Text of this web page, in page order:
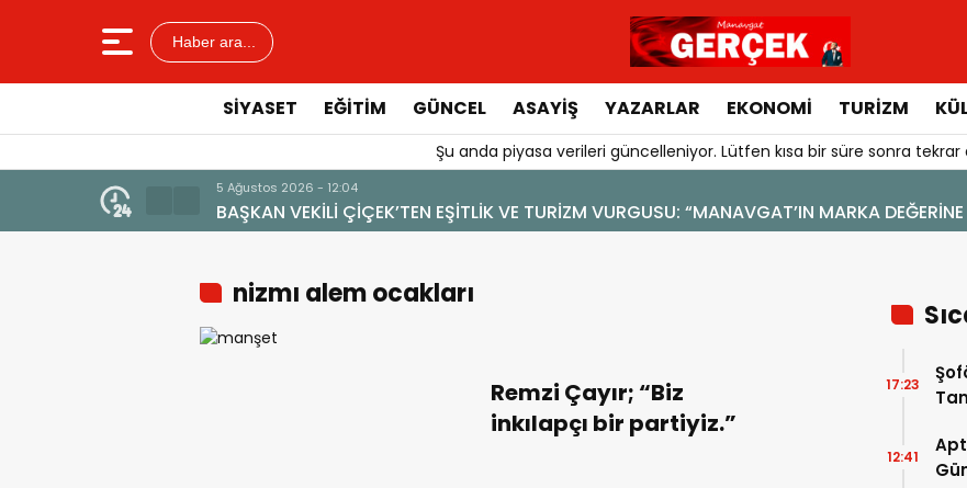
Haber ara...
SIYASET EĞITIM GÜNCEL ASAYIŞ YAZARLAR EKONOMI TURIZM
Şu anda piyasa verileri güncelleniyor. Lütfen kısa bir süre sonra tekrar
EŞİTLİK VE TURİZM VURGUSU: “MANAVGAT’IN MARKA DEĞERİNE ZARAR VERİLMEMELİ”
nizmı alem ocakları
Remzi Çayır; “Biz
inkılapçı bir partiyiz.”
17:23
12:41